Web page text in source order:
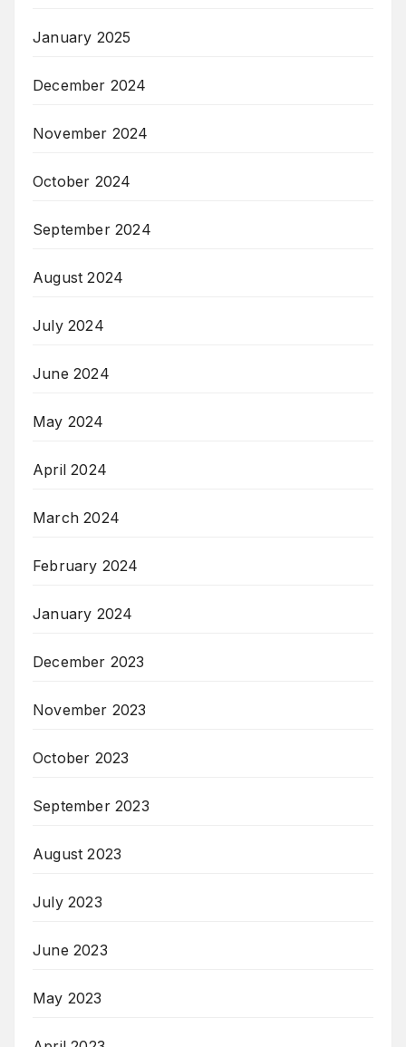
January 2025
December 2024
November 2024
October 2024
September 2024
August 2024
July 2024
June 2024
May 2024
April 2024
March 2024
February 2024
January 2024
December 2023
November 2023
October 2023
September 2023
August 2023
July 2023
June 2023
May 2023